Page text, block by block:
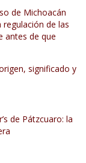
de Michoacán
de las
antes de que
significado y
de Pátzcuaro: la